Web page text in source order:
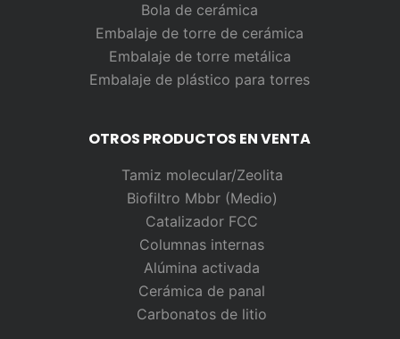
Bola de cerámica
Embalaje de torre de cerámica
Embalaje de torre metálica
Embalaje de plástico para torres
OTROS PRODUCTOS EN VENTA
Tamiz molecular/Zeolita
Biofiltro Mbbr (Medio)
Catalizador FCC
Columnas internas
Alúmina activada
Cerámica de panal
Carbonatos de litio